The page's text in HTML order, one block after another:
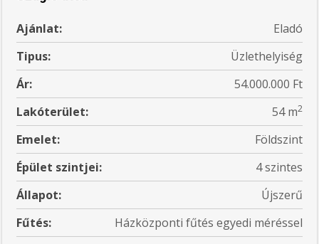
Ajánlat:
Eladó
Tipus:
Üzlethelyiség
Ár:
54.000.000 Ft
Lakóterület:
54 m2
Emelet:
Földszint
Épület szintjei:
4 szintes
Állapot:
Újszerű
Fűtés:
Házközponti fűtés egyedi méréssel